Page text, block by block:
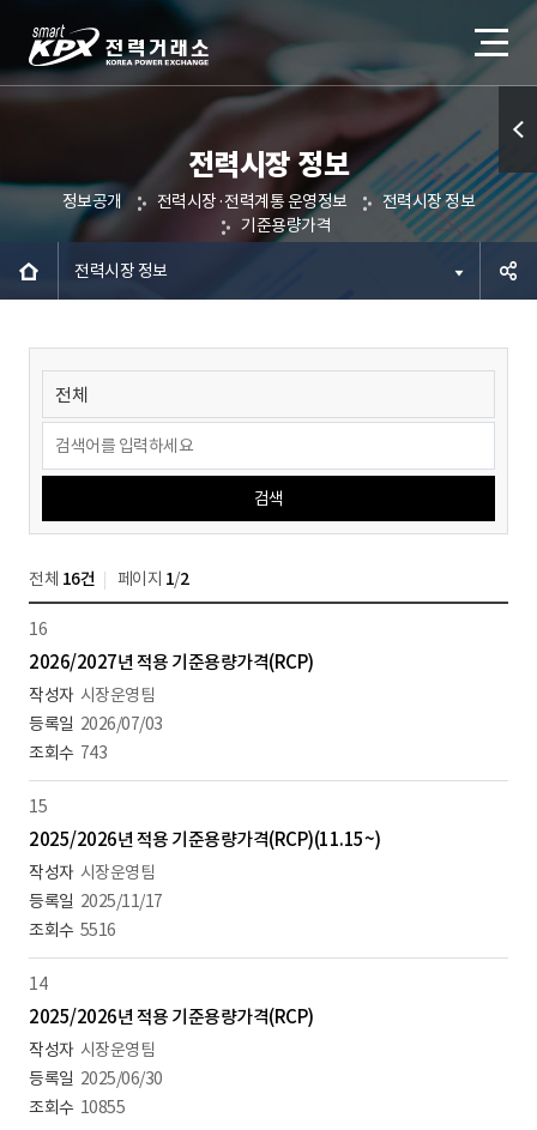
전력시장 정보
정보공개 전력시장·전력계통 운영정보
전력시장 정보
기준용량가격
전력시장 정보
검색
전체 16건 페이지 1/2
16
2026/2027년 적용 기준용량가격(RCP)
시장운영팀
2026/07/03
743
15
2025/2026년 적용 기준용량가격(RCP)(11.15~)
시장운영팀
2025/11/17
5516
14
2025/2026년 적용 기준용량가격(RCP)
시장운영팀
2025/06/30
10855
퀵메
뉴 열
기